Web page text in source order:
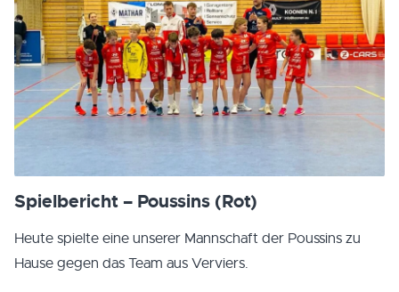
Spielbericht – Poussins (Rot)
Heute spielte eine unserer Mannschaft der Poussins zu
Hause gegen das Team aus Verviers.